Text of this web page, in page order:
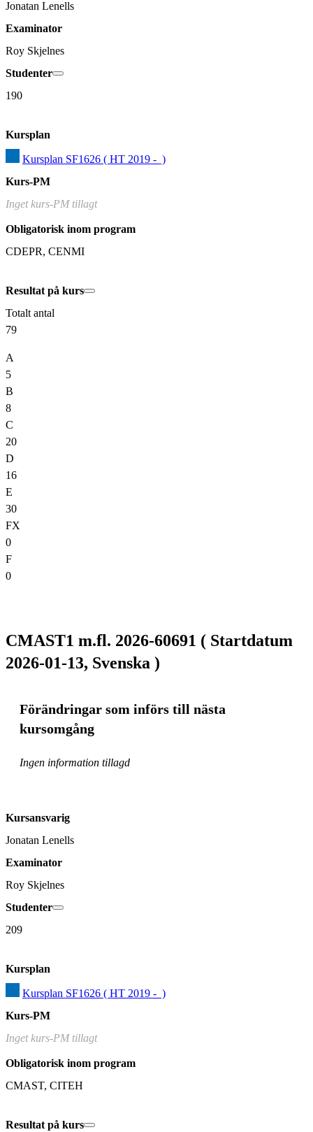
Jonatan Lenells
Examinator
Roy Skjelnes
Studenter
190
Kursplan
Kursplan SF1626 ( HT 2019 -  )
Kurs-PM
Inget kurs-PM tillagt
Obligatorisk inom program
CDEPR, CENMI
Resultat på kurs
Totalt antal
79
A
5
B
8
C
20
D
16
E
30
FX
0
F
0
CMAST1 m.fl. 2026-60691 ( Startdatum
2026-01-13, Svenska )
Förändringar som införs till nästa
kursomgång
Ingen information tillagd
Kursansvarig
Jonatan Lenells
Examinator
Roy Skjelnes
Studenter
209
Kursplan
Kursplan SF1626 ( HT 2019 -  )
Kurs-PM
Inget kurs-PM tillagt
Obligatorisk inom program
CMAST, CITEH
Resultat på kurs